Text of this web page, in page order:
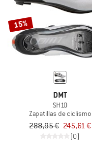
15%
DMT
SH10
Zapatillas de ciclismo
288,95 € 245,61 €
(0)